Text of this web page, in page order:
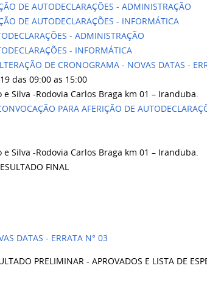
DE AUTODECLARAÇÕES - ADMINISTRAÇÃO
DE AUTODECLARAÇÕES - INFORMÁTICA
- ADMINISTRAÇÃO
- INFORMÁTICA
DE CRONOGRAMA - NOVAS DATAS -
das 09:00 as 15:00
Silva -Rodovia Carlos Braga km 01 – Iranduba.
PARA AFERIÇÃO DE
Silva -Rodovia Carlos Braga km 01 – Iranduba.
FINAL
DATAS - ERRATA N° 03
PRELIMINAR - APROVADOS E LISTA DE